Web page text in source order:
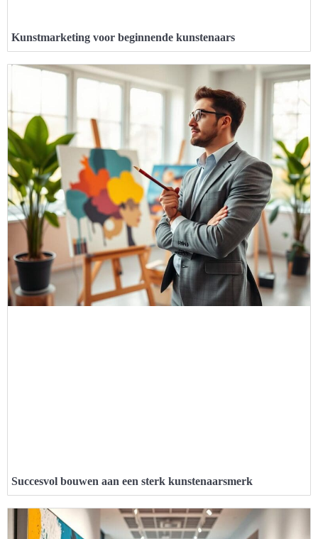
Kunstmarketing voor beginnende kunstenaars
Succesvol bouwen aan een sterk kunstenaarsmerk